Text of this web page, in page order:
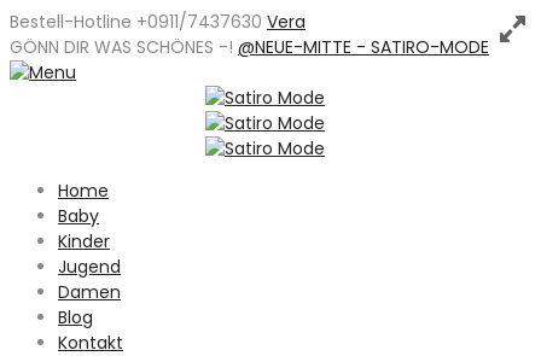
Bestell-Hotline +0911/7437630 Vera
GÖNN DIR WAS SCHÖNES -! @NEUE-MITTE - SATIRO-MODE
Home
Baby
Kinder
Jugend
Damen
Blog
Kontakt